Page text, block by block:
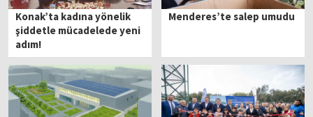
Konak’ta kadına yönelik
şiddetle mücadelede yeni
adım!
Menderes’te salep umudu